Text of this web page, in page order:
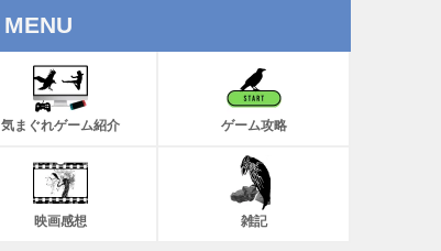
MENU
気まぐれゲーム紹介 ゲーム攻略
映画感想 雑記